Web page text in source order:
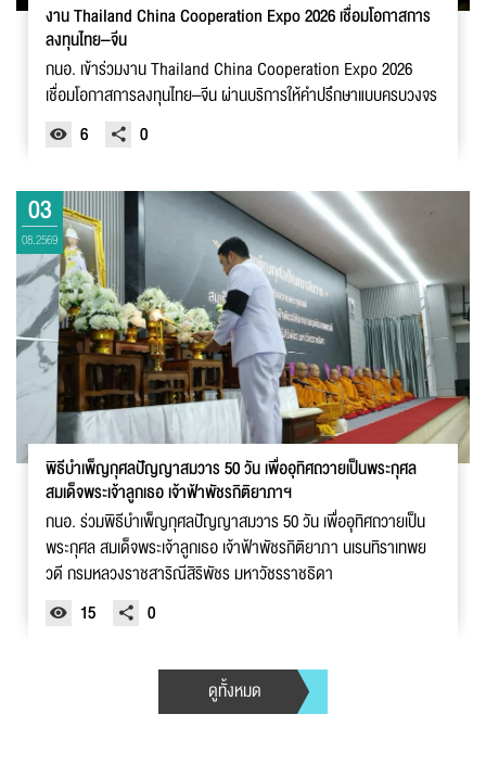
งาน Thailand China Cooperation Expo 2026 เชื่อมโอกาสการ
ลงทุนไทย–จีน
กนอ. เข้าร่วมงาน Thailand China Cooperation Expo 2026
เชื่อมโอกาสการลงทุนไทย–จีน ผ่านบริการให้คำปรึกษาแบบครบวงจร
6
0
03
08.2569
พิธีบำเพ็ญกุศลปัญญาสมวาร 50 วัน เพื่ออุทิศถวายเป็นพระกุศล
สมเด็จพระเจ้าลูกเธอ เจ้าฟ้าพัชรกิติยาภาฯ
กนอ. ร่วมพิธีบำเพ็ญกุศลปัญญาสมวาร 50 วัน เพื่ออุทิศถวายเป็น
พระกุศล สมเด็จพระเจ้าลูกเธอ เจ้าฟ้าพัชรกิติยาภา นเรนทิราเทพย
วดี กรมหลวงราชสาริณีสิริพัชร มหาวัชรราชธิดา
15
0
ดูทั้งหมด